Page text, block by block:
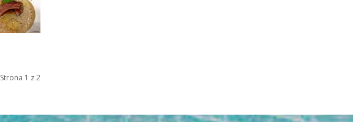
Strona 1 z 2